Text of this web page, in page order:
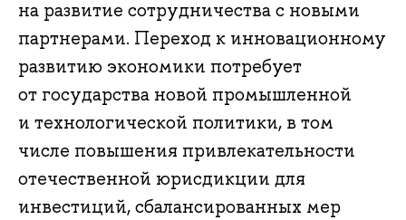
на развитие сотрудничества с новыми
партнерами. Переход к инновационному
развитию экономики потребует
от государства новой промышленной
и технологической политики, в том
числе повышения привлекательности
отечественной юрисдикции для
инвестиций, сбалансированных мер